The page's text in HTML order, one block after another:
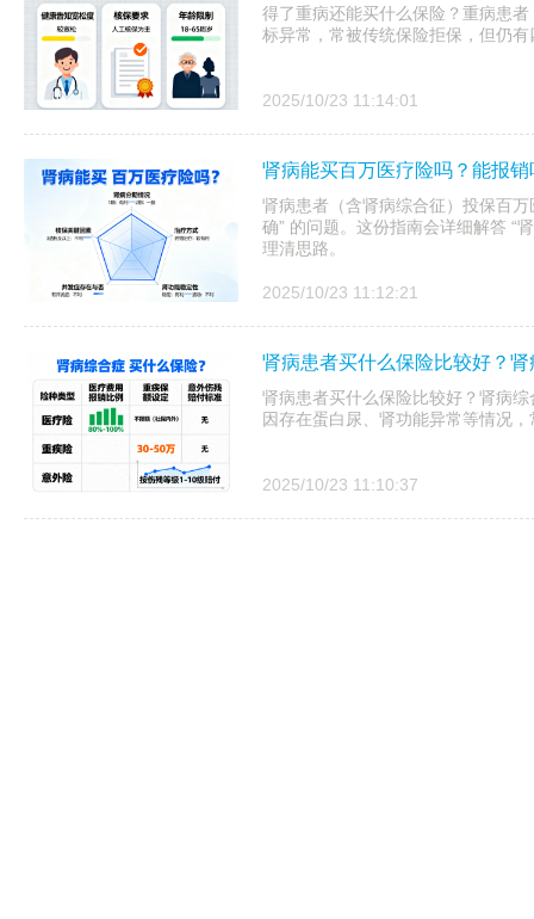
得了重病还能买什么保险？重病患
标异常，常被传统保险拒保，但仍
2025/10/23 11:14:01
肾病能买百万医疗险吗？能报
肾病患者（含肾病综合征）投保百万
确” 的问题。这份指南会详细解答 “
理清思路。
2025/10/23 11:12:21
肾病患者买什么保险比较好？
肾病患者买什么保险比较好？肾病
因存在蛋白尿、肾功能异常等情况
2025/10/23 11:10:37